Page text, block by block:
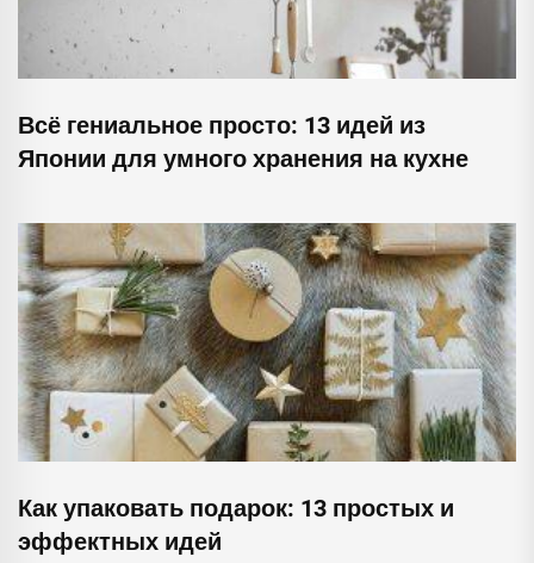
Всё гениальное просто: 13 идей из
Японии для умного хранения на кухне
Как упаковать подарок: 13 простых и
эффектных идей